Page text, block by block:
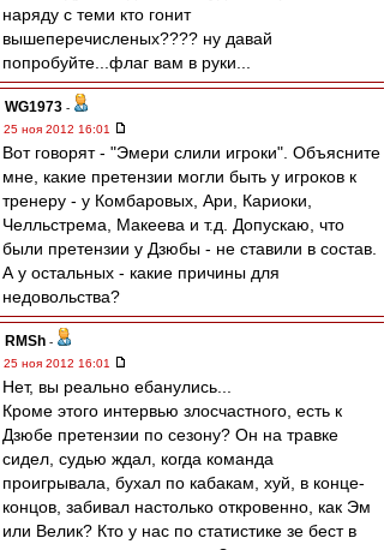
наряду с теми кто гонит
вышеперечисленых???? ну давай
попробуйте...флаг вам в руки...
WG1973 -
25 ноя 2012 16:01
Вот говорят - "Эмери слили игроки". Объясните
мне, какие претензии могли быть у игроков к
тренеру - у Комбаровых, Ари, Кариоки,
Челльстрема, Макеева и т.д. Допускаю, что
были претензии у Дзюбы - не ставили в состав.
А у остальных - какие причины для
недовольства?
RMSh -
25 ноя 2012 16:01
Нет, вы реально ебанулись...
Кроме этого интервью злосчастного, есть к
Дзюбе претензии по сезону? Он на травке
сидел, судью ждал, когда команда
проигрывала, бухал по кабакам, хуй, в конце-
концов, забивал настолько откровенно, как Эм
или Велик? Кто у нас по статистике зе бест в